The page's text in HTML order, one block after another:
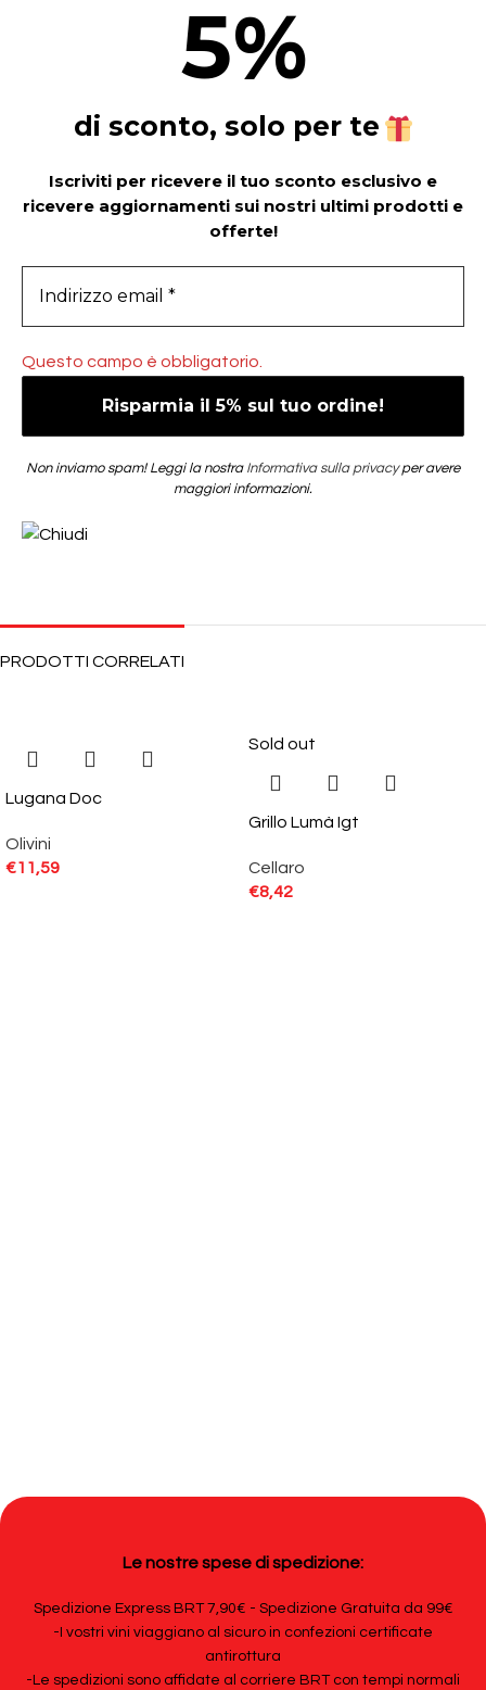
5%
di sconto, solo per te
Iscriviti per ricevere il tuo sconto esclusivo e
ricevere aggiornamenti sui nostri ultimi prodotti e
offerte!
Questo campo è obbligatorio.
Non inviamo spam! Leggi la nostra Informativa sulla privacyper avere
maggiori informazioni.
PRODOTTI CORRELATI
Lugana Doc
Olivini
€11,59
Sold out
Grillo Lumà Igt
Cellaro
€8,42
Le nostre spese di spedizione:
Spedizione Express BRT 7,90€ - Spedizione Gratuita da 99€
-I vostri vini viaggiano al sicuro in confezioni certificate
antirottura
-Le spedizioni sono affidate al corriere BRT con tempi normali